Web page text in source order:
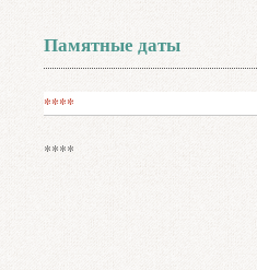
Памятные даты
****
****